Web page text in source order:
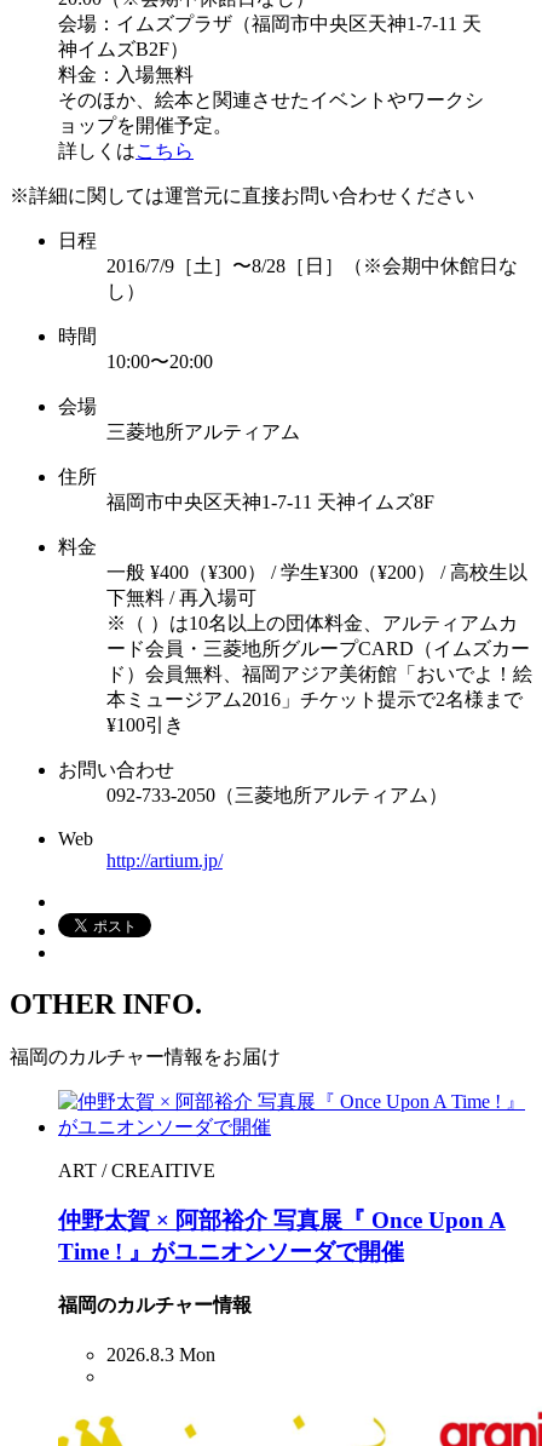
会場：イムズプラザ（福岡市中央区天神1-7-11 天
神イムズB2F）
料金：入場無料
そのほか、絵本と関連させたイベントやワークシ
ョップを開催予定。
詳しくはこちら
※詳細に関しては運営元に直接お問い合わせください
日程
2016/7/9［土］〜8/28［日］（※会期中休館日な
し）
時間
10:00〜20:00
会場
三菱地所アルティアム
住所
福岡市中央区天神1-7-11 天神イムズ8F
料金
一般 ¥400（¥300） / 学生¥300（¥200） / 高校生以
下無料 / 再入場可
※（ ）は10名以上の団体料金、アルティアムカ
ード会員・三菱地所グループCARD（イムズカー
ド）会員無料、福岡アジア美術館「おいでよ！絵
本ミュージアム2016」チケット提示で2名様まで
¥100引き
お問い合わせ
092-733-2050（三菱地所アルティアム）
Web
http://artium.jp/
OTHER INFO.
福岡のカルチャー情報をお届け
ART / CREAITIVE
仲野太賀 × 阿部裕介 写真展『 Once Upon A
Time ! 』がユニオンソーダで開催
福岡のカルチャー情報
2026.8.3 Mon